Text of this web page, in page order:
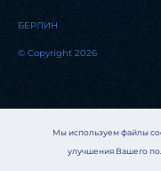
Мы используем файлы
улучшения Вашего
БЕРЛИН
© Copyright 2026